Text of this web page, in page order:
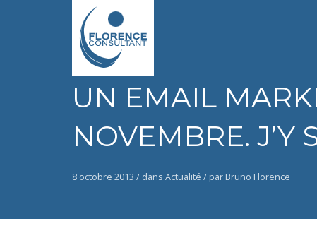
UN EMAIL
NOVEMBRE. J’Y
8 octobre 2013 / dans Actualité / par Bruno Florence